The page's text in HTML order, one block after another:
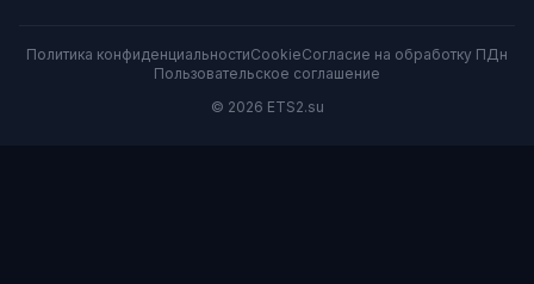
Политика конфиденциальностиCookieСогласие на обработку ПДн
Пользовательское соглашение
© 2026 ETS2.su